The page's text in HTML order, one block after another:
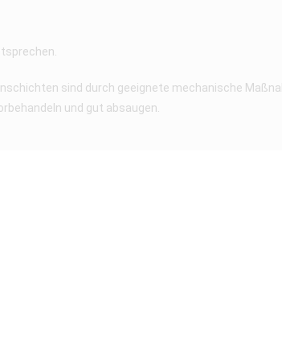
sind durch geeignete mechanische
und gut absaugen.